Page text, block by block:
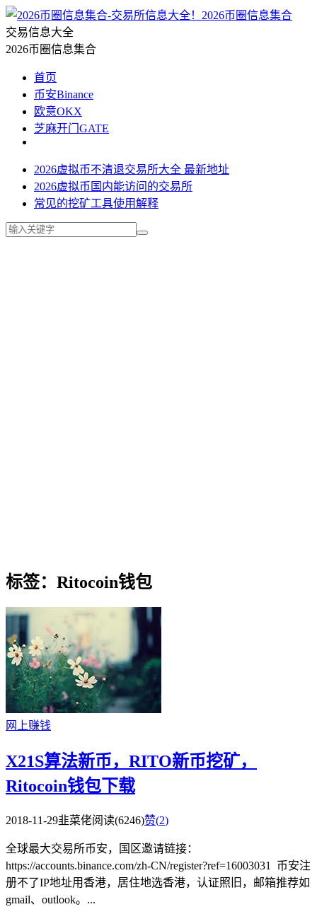
2026币圈信息集合
交易信息大全
2026币圈信息集合
首页
币安Binance
欧意OKX
芝麻开门GATE
2026虚拟币不清退交易所大全 最新地址
2026虚拟币国内能访问的交易所
常见的挖矿工具使用解释
标签：Ritocoin钱包
网上赚钱
X21S算法新币，RITO新币挖矿，
Ritocoin钱包下载
2018-11-29韭菜佬阅读(6246)赞(2)
全球最大交易所币安，国区邀请链接：
https://accounts.binance.com/zh-CN/register?ref=16003031 币安注
册不了IP地址用香港，居住地选香港，认证照旧，邮箱推荐如
gmail、outlook。...